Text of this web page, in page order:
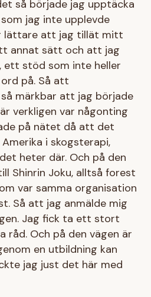
så började jag upptäcka
jag inte upplevde
lättare att jag tillät mitt
annat sätt och att jag
ett stöd som inte heller
på. Så att
märkbar att jag började
verkligen var någonting
på nätet då att det
i skogsterapi,
heter där. Och på den
Shinrin Joku, alltså forest
var samma organisation
Så att jag anmälde mig
Jag fick ta ett stort
råd. Och på den vägen är
en utbildning kan
jag just det här med